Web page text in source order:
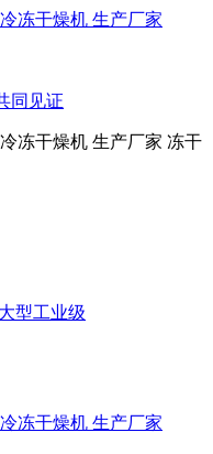
同见证
冻干
型工业级